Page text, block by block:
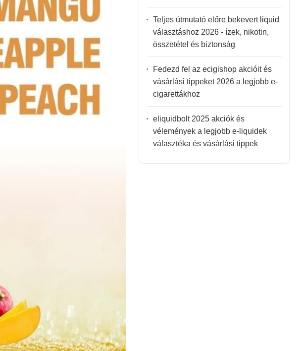
Teljes útmutató előre bekevert liquid
választáshoz 2026 - ízek, nikotin,
összetétel és biztonság
Fedezd fel az ecigishop akcióit és
vásárlási tippeket 2026 a legjobb e-
cigarettákhoz
eliquidbolt 2025 akciók és
vélemények a legjobb e-liquidek
választéka és vásárlási tippek